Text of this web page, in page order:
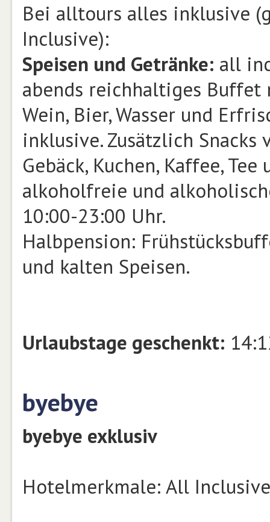
Bei alltours alles inklusive
Inclusive):
Speisen und Getränke: all
abends reichhaltiges Buffet
Wein, Bier, Wasser und
inklusive. Zusätzlich
Gebäck, Kuchen, Kaffee,
alkoholfreie und
10:00-23:00 Uhr.
Halbpension:
und kalten Speisen.
Urlaubstage geschenkt:
byebye
byebye exklusiv
Hotelmerkmale: All